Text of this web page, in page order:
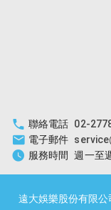
聯絡電話 02-
電子郵件
服務時間
週一至
遠大娛樂股份有限